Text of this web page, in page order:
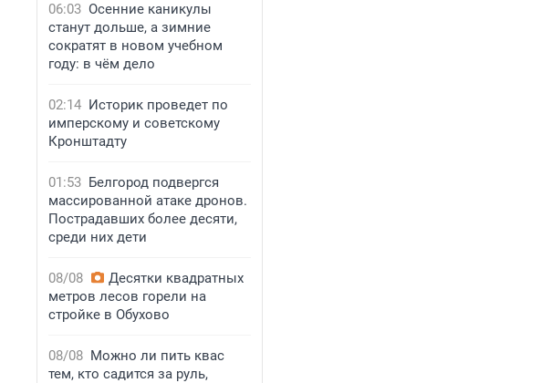
06:03 Осенние каникулы
станут дольше, а зимние
сократят в новом учебном
году: в чём дело
02:14 Историк проведет по
имперскому и советскому
Кронштадту
01:53 Белгород подвергся
массированной атаке дронов.
Пострадавших более десяти,
среди них дети
08/08
Десятки квадратных
метров лесов горели на
стройке в Обухово
08/08 Можно ли пить квас
тем, кто садится за руль,